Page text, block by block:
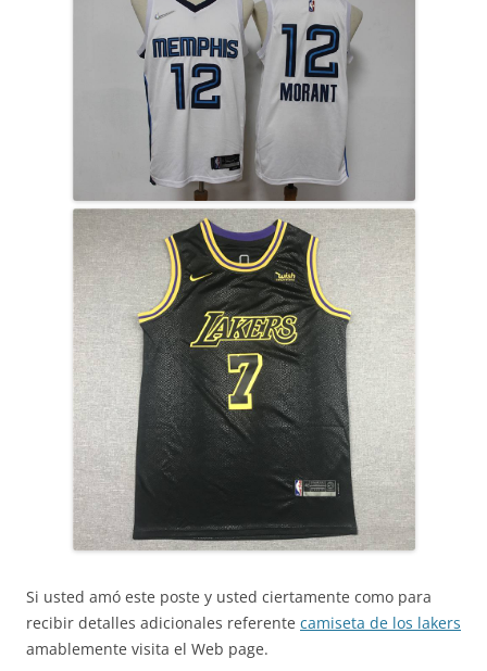
Si usted amó este poste y usted ciertamente como para
recibir detalles adicionales referente camiseta de los lakers
amablemente visita el Web page.